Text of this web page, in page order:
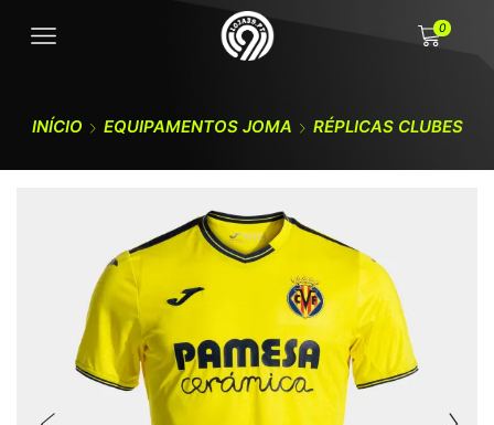
0
INÍCIO EQUIPAMENTOS JOMA RÉPLICAS CLUBES